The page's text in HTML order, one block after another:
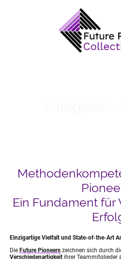
Ein Fundament
Einzigartige Vielfalt und State-of-the-Art
Die Future Pioneers zeichnen sich durch
Verschiedenartigkeit ihrer Teammitglieder